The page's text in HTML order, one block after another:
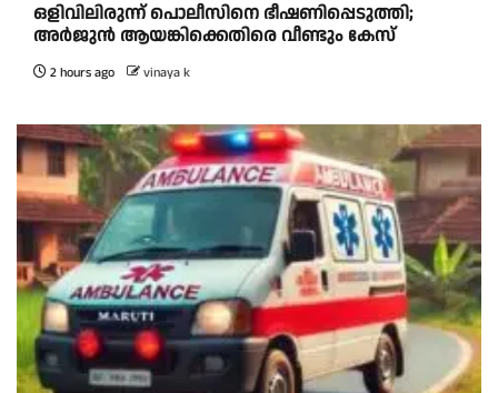
ഒളിവിലിരുന്ന് പൊലീസിനെ ഭീഷണിപ്പെടുത്തി;
അർജുൻ ആയങ്കിക്കെതിരെ വീണ്ടും കേസ്
2 hours ago vinaya k